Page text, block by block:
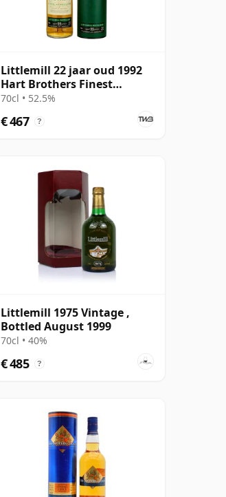
Littlemill 22 jaar oud 1992
Hart Brothers Finest
Collection
70cl • 52.5%
€ 467 ?
Littlemill 1975 Vintage ,
Bottled August 1999
70cl • 40%
€ 485 ?